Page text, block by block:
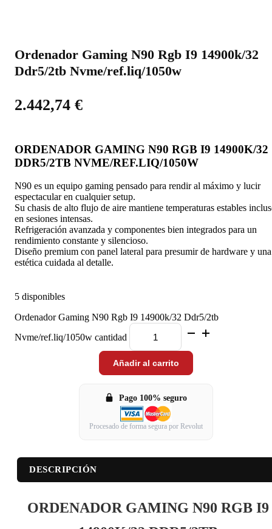
Ordenador Gaming N90 Rgb I9 14900k/32
Ddr5/2tb Nvme/ref.liq/1050w
2.442,74 €
ORDENADOR GAMING N90 RGB I9 14900K/32
DDR5/2TB NVME/REF.LIQ/1050W
N90 es un equipo gaming pensado para rendir al máximo y lucir
espectacular en cualquier setup.
Su chasis de alto flujo de aire mantiene temperaturas estables
en sesiones intensas.
Refrigeración avanzada y componentes bien integrados para un
rendimiento constante y silencioso.
Diseño premium con panel lateral para presumir de hardware y una
estética cuidada al detalle.
5 disponibles
Ordenador Gaming N90 Rgb I9 14900k/32 Ddr5/2tb
Nvme/ref.liq/1050w cantidad
Añadir al carrito
Pago 100% seguro
Procesado de forma segura por Revolut
DESCRIPCIÓN
ORDENADOR GAMING N90 RGB I9